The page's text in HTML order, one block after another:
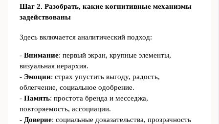
Шаг 2. Разобрать, какие когнитивные механизмы
задействованы
Здесь включается аналитический подход:
- Внимание: первый экран, крупные элементы,
визуальная иерархия.
- Эмоции: страх упустить выгоду, радость,
облегчение, социальное одобрение.
- Память: простота бренда и месседжа,
повторяемость, ассоциации.
- Доверие: социальные доказательства, прозрачность